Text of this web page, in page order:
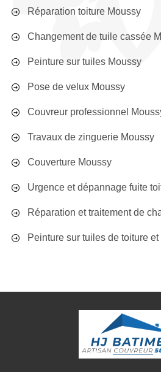
Réparation toiture Moussy
Changement de tuile cassée
Peinture sur tuiles Moussy
Pose de velux Moussy
Couvreur professionnel
Travaux de zinguerie Moussy
Couverture Moussy
Urgence et dépannage fuite
Réparation et traitement de
Peinture sur tuiles de toiture